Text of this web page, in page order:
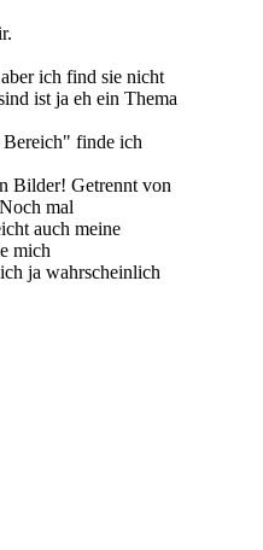
ich find sie nicht
ist ja eh ein Thema
finde ich
Bilder! Getrennt von
mal
auch meine
mich
ja wahrscheinlich